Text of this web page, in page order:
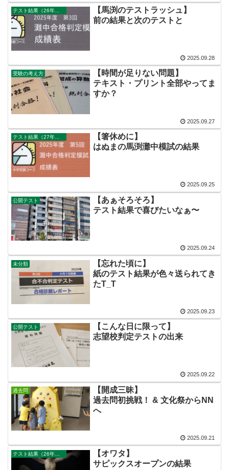
【馬渕のテストラッシュ】
前の結果と次のテストと
2025.09.28
受験の考え方
【時間が足りない問題】
テキスト・プリント全部やってま
すか？
2025.09.27
【箸休めに】
はぬまの馬渕灘中模試の結果
2025.09.25
公開テスト
【あぁそろそろ】
テスト結果で喜びたいなぁ〜
2025.09.24
未分類
【忘れた頃に】
紙のテスト結果が色々送られてき
たT_T
2025.09.23
公開テスト
【こんな日に限って】
志望校判定テストの出来
2025.09.22
過去問
【開成三昧】
過去問初挑戦！ & 文化祭からNN
へ
2025.09.21
【オワタ】
サピックスオープンの結果